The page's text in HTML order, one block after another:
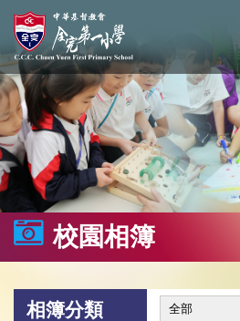
校園相簿
相簿分類